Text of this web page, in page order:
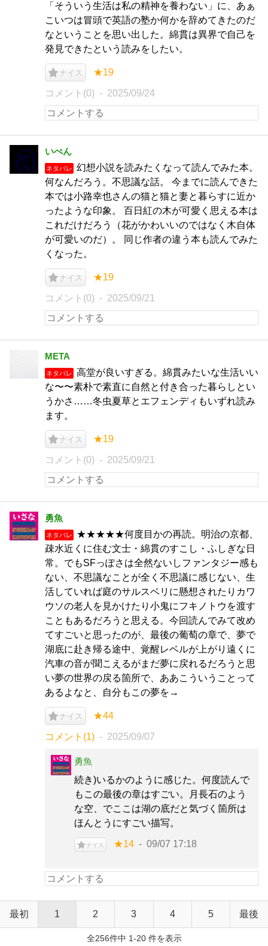
「そういう生活は私の精神を養わない」に、あぁ
こいつは冒頭で英語の塾か何かを辞めてきたのだ
なということを思い出した。綿貫は異界で自己を
発見できたという読みをしたい。
ナイス ★19
コメント(0) 2025/09/24
いぺん
ネタバレ
幻想小説を読みたくなって読んでみた本。
何なんだろう。不思議な話。 今までに読んできた
本では小路幸也さんの猫と猫と妻と暮らすに近か
ったような印象。 百日紅の木が可愛く思える本は
これだけだろう（花がかわいいのではなく木自体
が可愛いのだ）。 同じ作者の違う本も読んでみた
くなった。
ナイス ★19
コメント(0) 2025/09/21
META
ネタバレ
高堂が良いすぎる。綿貫みたいな生活いい
な〜〜素朴で素直に自然と付き合った暮らしとい
うかさ……冬虫夏草とエフェンディもいずれ読み
ます。
ナイス ★19
コメント(0) 2025/09/21
勇魚
ネタバレ
★★★★★何度目かの再読。明治の京都、
疎水近くに住む文士・綿貫のすこし・ふしぎな日
常。でもSFっぽさは全然ないしファンタジー感も
ない、不思議なことが全く不思議に感じない、生
活していれば庭のサルスベリに懸想されたりカワ
ウソの老人を見かけたり小鬼にフキノトウを渡す
こともあるだろうと思える。今回読んでみて改め
てすごいと思ったのが、最後の葡萄の章で、夢で
湖底に赴き帰る途中、覚醒レベルが上がり遠くに
汽車の音が聞こえるがまだ夢に戻れるだろうと思
い夢の世界の戻る箇所で、ああこういうことって
あるよなと、自分もこの夢を→
ナイス ★44
コメント(1) 2025/09/07
勇魚
続き)いるかのように感じた。何度読んで
もこの最後の章はすごい。月長石のよう
な空、でここは湖の底だと気づく箇所は
ほんとうにすごい描写。
ナイス ★14 09/07 17:18
最初 1 2 3 4 5 最後
全256件中 1-20 件を表示